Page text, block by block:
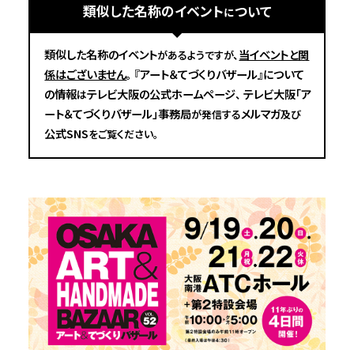
類似した名称のイベントについて
類似した名称のイベントがあるようですが、当イベントと関
係はございません。 『アート＆てづくりバザール』について
の情報はテレビ大阪の公式ホームページ、 テレビ大阪「ア
ート＆てづくりバザール」事務局が発信するメルマガ及び
公式SNSをご覧ください。